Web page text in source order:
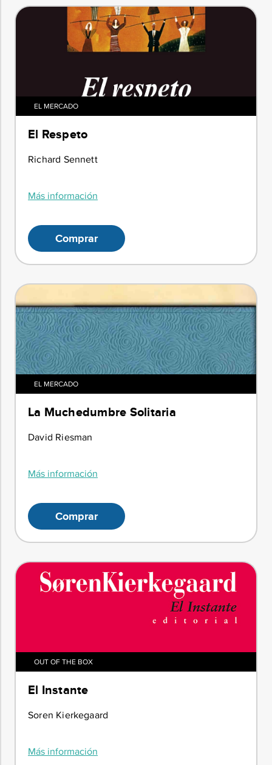
EL MERCADO
El Respeto
Richard Sennett
Más información
Comprar
EL MERCADO
La Muchedumbre Solitaria
David Riesman
Más información
Comprar
OUT OF THE BOX
El Instante
Soren Kierkegaard
Más información